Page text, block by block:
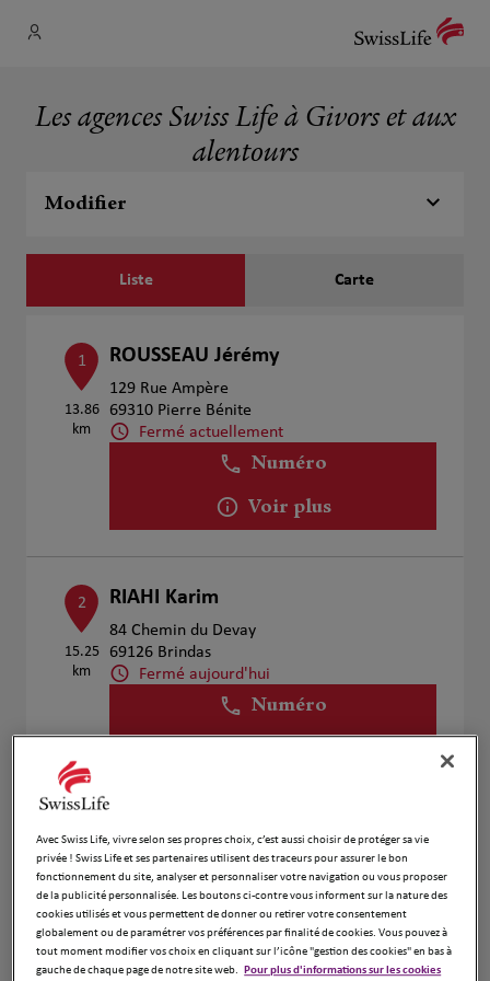
Les agences Swiss Life à Givors et aux
alentours
Modifier
Liste Carte
1
13.86
km
ROUSSEAU Jérémy
129 Rue Ampère
69310 Pierre Bénite
Fermé actuellement
Numéro
Voir plus
2
15.25
km
RIAHI Karim
84 Chemin du Devay
69126 Brindas
Fermé aujourd'hui
Numéro
3
17.34
km
Christophe Merle
31 Rue Louis Pasteur
42320 La Grand Croix
Fermé aujourd'hui
Numéro
Avec Swiss Life, vivre selon ses propres choix, c’est aussi choisir de protéger sa vie
privée ! Swiss Life et ses partenaires utilisent des traceurs pour assurer le bon
fonctionnement du site, analyser et personnaliser votre navigation ou vous proposer
de la publicité personnalisée. Les boutons ci-contre vous informent sur la nature des
cookies utilisés et vous permettent de donner ou retirer votre consentement
globalement ou de paramétrer vos préférences par finalité de cookies. Vous pouvez à
tout moment modifier vos choix en cliquant sur l’icône "gestion des cookies" en bas à
gauche de chaque page de notre site web.
Pour plus d'informations sur les cookies